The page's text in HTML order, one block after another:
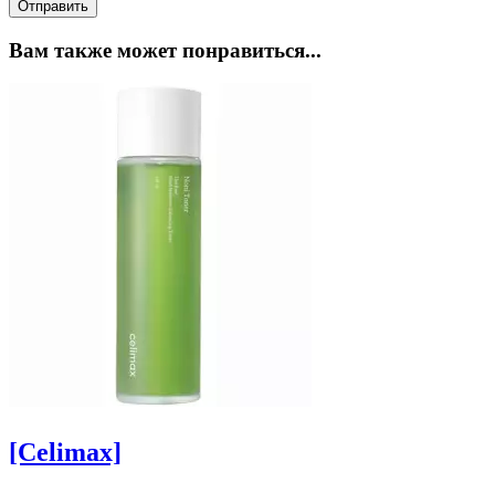
Вам также может понравиться...
[Celimax]